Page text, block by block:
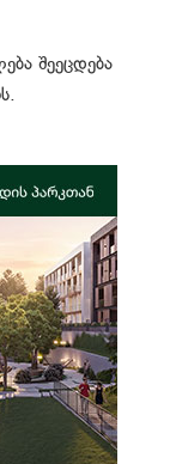
შეეცდება